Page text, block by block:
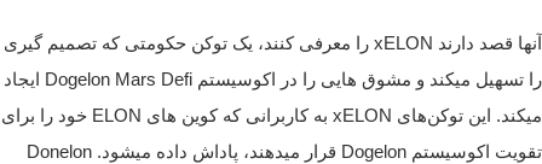
آنها قصد دارند xELON را معرفی کنند، یک توکن حکومتی که تصمیم گیری
را تسهیل میکند و مشوق هایی را در اکوسیستم Dogelon Mars Defi ایجاد
میکند. این توکن‌های xELON به کاربرانی که کوین های ELON خود را برای
تقویت اکوسیستم Dogelon قرار میدهند، پاداش داده میشود.
Donelon